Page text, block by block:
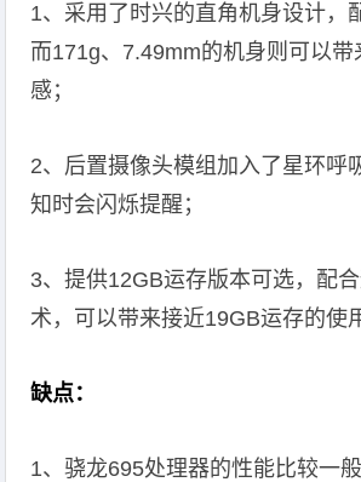
1、采用了时兴的直角机身设计，
而171g、7.49mm的机身则可以
感；
2、后置摄像头模组加入了星环呼
知时会闪烁提醒；
3、提供12GB运存版本可选，配
术，可以带来接近19GB运存的使
缺点：
1、骁龙695处理器的性能比较一般